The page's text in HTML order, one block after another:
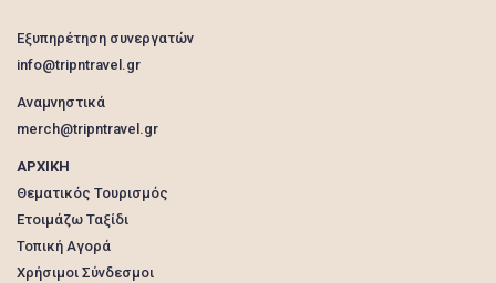
Εξυπηρέτηση συνεργατών
info@tripntravel.gr
Αναμνηστικά
merch@tripntravel.gr
ΑΡΧΙΚΗ
Θεματικός Τουρισμός
Ετοιμάζω Ταξίδι
Τοπική Αγορά
Χρήσιμοι Σύνδεσμοι